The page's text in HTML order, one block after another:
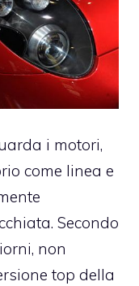
i motori,
come linea e
Secondo
non
top della